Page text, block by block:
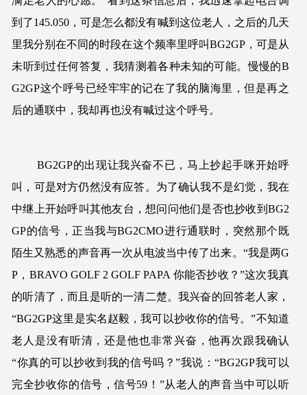
到了145.050，可是怎么都没有喊到这位老人，之后的几天
里我分别在不同的时段在这个频率里呼叫BG2GP，可是从
未听到过任何答复，我猜测着各种未知的可能。慢慢的B
G2GP这个呼号已经牢牢的记在了我的脑海里，但是再之
后的通联中，我却再也没有喊过这个呼号。
BG2GP的出现让我兴奋不已，马上抄起手咪开始呼
叫，可是对方仍然没有应答。为了确认我不是幻觉，我在
中继上开始呼叫其他友台，想问问他们是否也抄收到BG2
GP的信号，正当我与BG2CMO进行通联时，突然那个既
陌生又熟悉的声音再一次从电波当中传了出来。“我是两G
P，BRAVO GOLF 2 GOLF PAPA 你能否抄收？”这次我真
的听清了，而且是听的一清二楚。我兴奋的回答老人家，
“BG2GP这里是实名赵毅，我可以抄收你的信号。”不知道
老人是没有听清，还是他也非常兴奋，他再次跟我确认
“你真的可以抄收到我的信号吗？”我说：“BG2GP我可以
完全抄收你的信号，信号59！”从老人的声音当中可以听